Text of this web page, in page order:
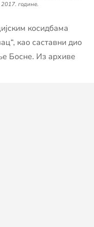
године.
косидбама
као саставни дио
Босне. Из архиве